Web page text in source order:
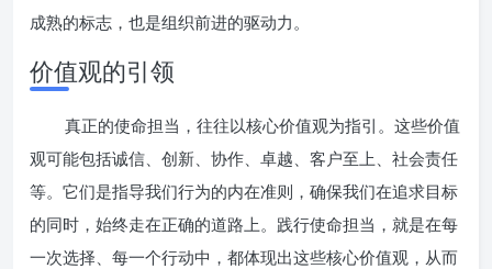
成熟的标志，也是组织前进的驱动力。
价值观的引领
真正的使命担当，往往以核心价值观为指引。这些价值
观可能包括诚信、创新、协作、卓越、客户至上、社会责任
等。它们是指导我们行为的内在准则，确保我们在追求目标
的同时，始终走在正确的道路上。践行使命担当，就是在每
一次选择、每一个行动中，都体现出这些核心价值观，从而